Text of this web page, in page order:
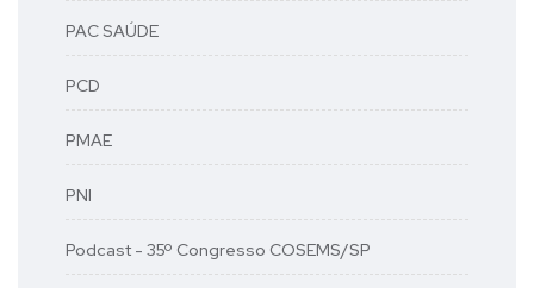
PAC SAÚDE
PCD
PMAE
PNI
Podcast - 35º Congresso COSEMS/SP